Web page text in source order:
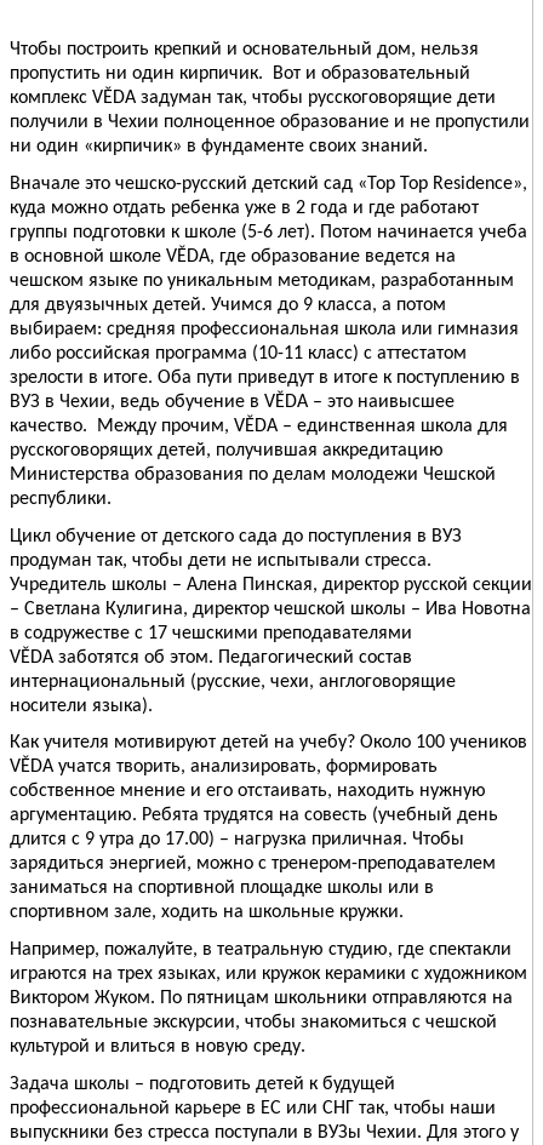
Чтобы построить крепкий и основательный дом, нельзя
пропустить ни один кирпичик.
Вот и образовательный
комплекс VĚDA задуман так, чтобы русскоговорящие дети
получили в Чехии полноценное образование и не пропустили
ни один «кирпичик» в фундаменте своих знаний.
Вначале это чешско-русский детский сад «Top Top Residence»,
куда можно отдать ребенка уже в 2 года и где работают
группы подготовки к школе (5-6 лет). Потом начинается учеба
в основной школе VĚDA, где образование ведется на
чешском языке по уникальным методикам, разработанным
для двуязычных детей. Учимся до 9 класса, а потом
выбираем: средняя профессиональная школа или гимназия
либо российская программа (10-11 класс) с аттестатом
зрелости в итоге. Оба пути приведут в итоге к поступлению в
ВУЗ в Чехии, ведь обучение в VĚDA – это наивысшее
качество.
Между прочим, VĚDA – единственная школа для
русскоговорящих детей, получившая аккредитацию
Министерства образования по делам молодежи Чешской
республики.
Цикл обучение от детского сада до поступления в ВУЗ
продуман так, чтобы дети не испытывали стресса.
Учредитель школы – Алена Пинская, директор русской секции
– Светлана Кулигина, директор чешской школы – Ива Новотна
в содружестве с 17 чешскими преподавателями
VĚDA заботятся об этом. Педагогический состав
интернациональный (русские, чехи, англоговорящие
носители языка).
Как учителя мотивируют детей на учебу? Около 100 учеников
VĚDA учатся творить, анализировать, формировать
собственное мнение и его отстаивать, находить нужную
аргументацию. Ребята трудятся на совесть (учебный день
длится с 9 утра до 17.00) – нагрузка приличная. Чтобы
зарядиться энергией, можно с тренером-преподавателем
заниматься на спортивной площадке школы или в
спортивном зале, ходить на школьные кружки.
Например, пожалуйте, в театральную студию, где спектакли
играются на трех языках, или кружок керамики с художником
Виктором Жуком. По пятницам школьники отправляются на
познавательные экскурсии, чтобы знакомиться с чешской
культурой и влиться в новую среду.
Задача школы – подготовить детей к будущей
профессиональной карьере в ЕС или СНГ так, чтобы наши
выпускники без стресса поступали в ВУЗы Чехии. Для этого у